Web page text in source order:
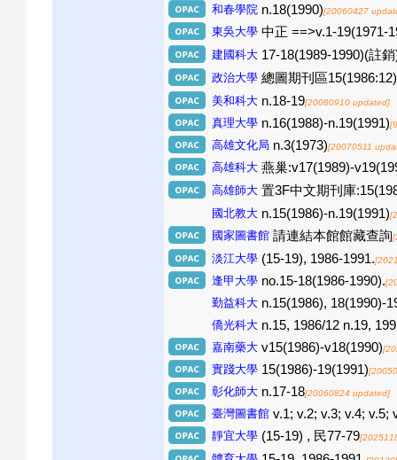
和春學院 n.18(1990)[20060427
東吳大學 中正 ==>v.1-19(1971-
建國科大 17-18(1989-1990)(註
政治大學 總圖期刊區
美和科大 n.18-19[20080910 updated]
真理大學 n.16(1988)-n.19(1991)
高雄文化局 n.3(1973)[20070511
高雄科大 燕巢:v17(1989)-
高雄師大 置3F中文期刊庫
國北教大 n.15(1986)-n.19(1991)
國家圖書館 請連結本館館藏查詢
淡江大學 (15-19), 1986-1991.
逢甲大學 no.15-18(1986-1990).
勤益科大 n.15(1986), 18(1990)-
僑光科大 n.15, 1986/12 n.19,
嘉南藥大 v15(1986)-v18(1990)
實踐大學 15(1986)-19(1991)
彰化師大 n.17-18[20060824 updated]
臺灣圖書館 v.1; v.2; v.3; v.4; v.5;
靜宜大學 (15-19) , 民77-79